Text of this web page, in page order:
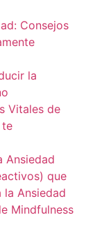
Consejos
la
Vitales de
te
Ansiedad
que
Ansiedad
Mindfulness